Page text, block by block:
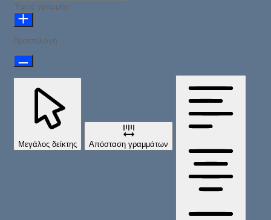
Ύψος γραμμής
Προεπιλογή
Μεγάλος δείκτης Απόσταση γραμμάτων